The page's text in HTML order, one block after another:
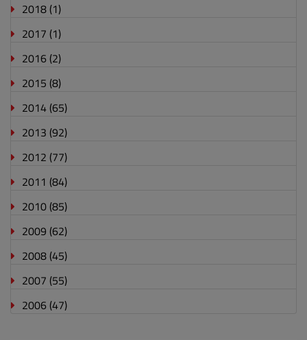
2018 (1)
2017 (1)
2016 (2)
2015 (8)
2014 (65)
2013 (92)
2012 (77)
2011 (84)
2010 (85)
2009 (62)
2008 (45)
2007 (55)
2006 (47)